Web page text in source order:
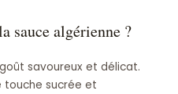
sauce algérienne ?
savoureux et délicat.
touche sucrée et